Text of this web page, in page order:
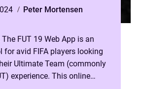
Peter Mortensen
FUT 19 Web App is an
for avid FIFA players looking
Ultimate Team (commonly
experience. This online